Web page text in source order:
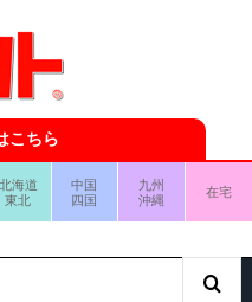
こちら
北海道
東北
中国
四国
九州
沖縄
在宅